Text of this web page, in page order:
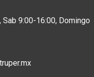
9:00-16:00, Domingo